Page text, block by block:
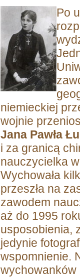
Po
niemieckiej
wojnie
Jana Pawła
i za granicą
nauczycielka
Wychowała
przeszła na
zawodem
aż do 1995
usposobienia,
jedynie
wspomnienie.
wychowanków